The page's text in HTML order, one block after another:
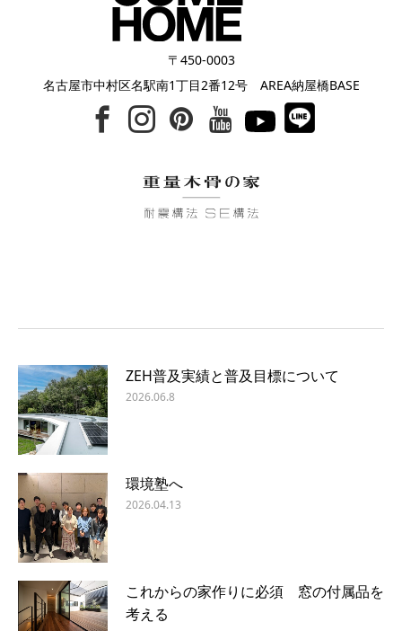
〒450-0003
名古屋市中村区名駅南1丁目2番12号 AREA納屋橋BASE
ZEH普及実績と普及目標について
2026.06.8
環境塾へ
2026.04.13
これからの家作りに必須 窓の付属品を
考える